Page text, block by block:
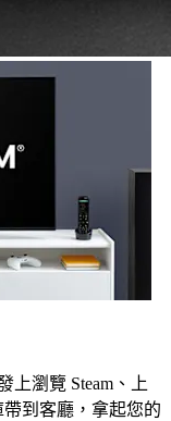
上瀏覽 Steam、上
帶到客廳，拿起您的